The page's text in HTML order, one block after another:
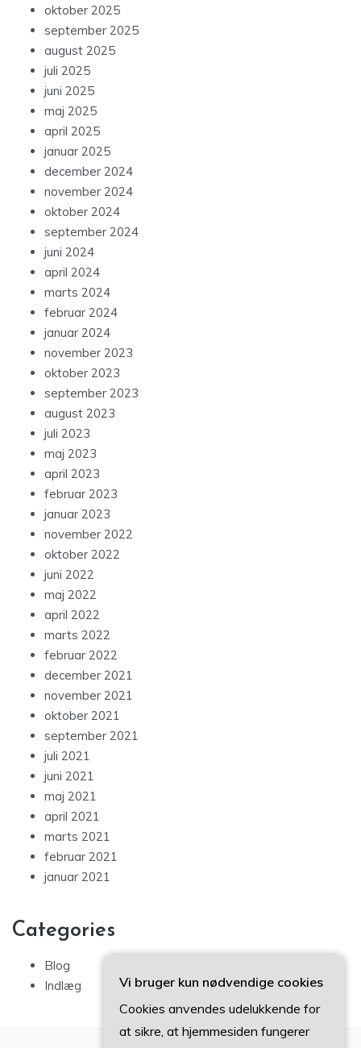
oktober 2025
september 2025
august 2025
juli 2025
juni 2025
maj 2025
april 2025
januar 2025
december 2024
november 2024
oktober 2024
september 2024
juni 2024
april 2024
marts 2024
februar 2024
januar 2024
november 2023
oktober 2023
september 2023
august 2023
juli 2023
maj 2023
april 2023
februar 2023
januar 2023
november 2022
oktober 2022
juni 2022
maj 2022
april 2022
marts 2022
februar 2022
december 2021
november 2021
oktober 2021
september 2021
juli 2021
juni 2021
maj 2021
april 2021
marts 2021
februar 2021
januar 2021
Categories
Blog
Indlæg
Vi bruger kun nødvendige cookies
Cookies anvendes udelukkende for
at sikre, at hjemmesiden fungerer